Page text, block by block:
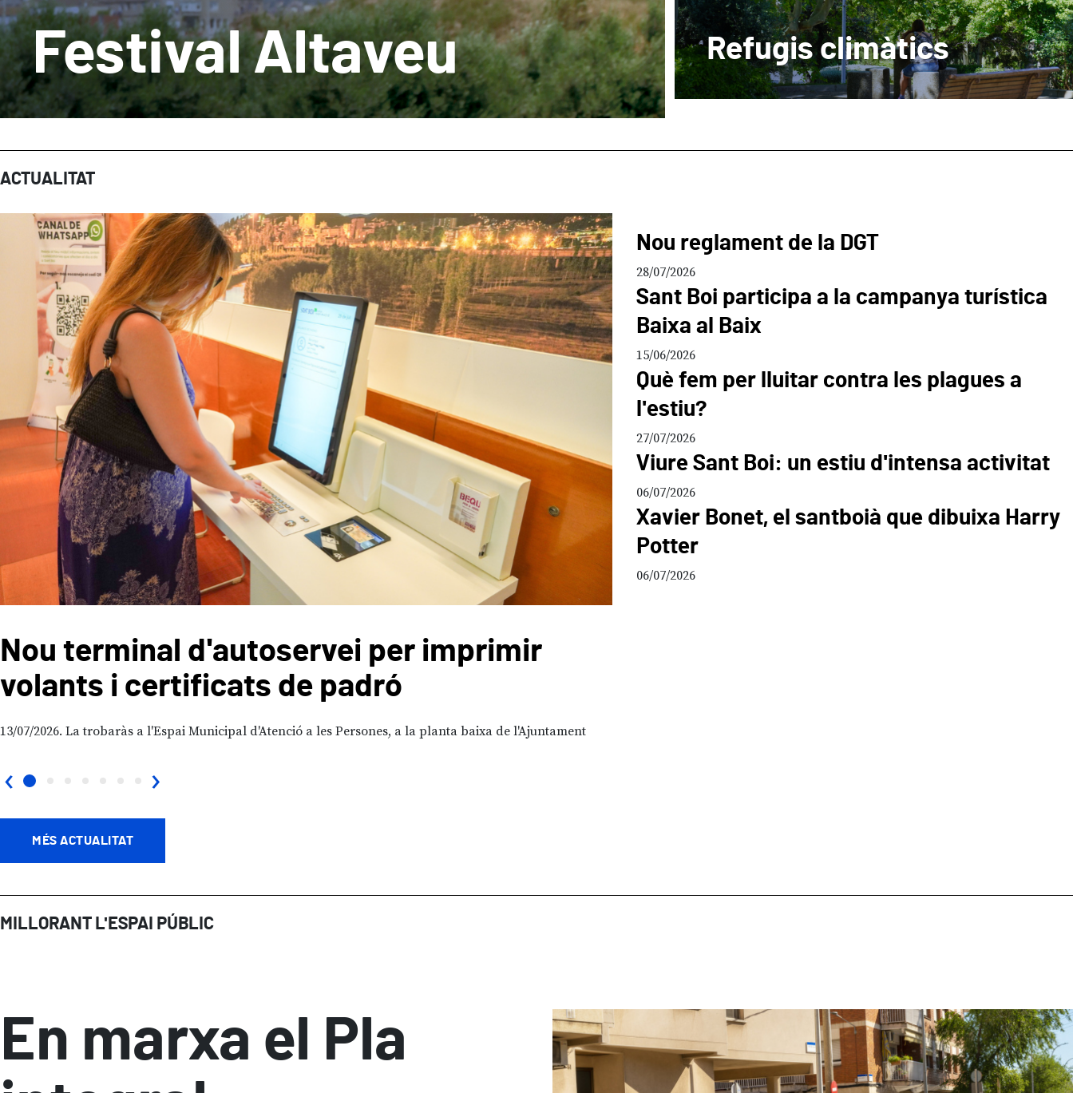
Festival Altaveu Refugis climàtics
ACTUALITAT
Nou terminal d'autoservei per imprimir
volants i certificats de padró
13/07/2026 La trobaràs a l'Espai Municipal d'Atenció a les Persones, a la planta baixa de l'Ajuntament
‹ ›
Nou reglament de la DGT
28/07/2026
Sant Boi participa a la campanya turística
Baixa al Baix
15/06/2026
Què fem per lluitar contra les plagues a
l'estiu?
27/07/2026
Viure Sant Boi: un estiu d'intensa activitat
06/07/2026
Xavier Bonet, el santboià que dibuixa Harry
Potter
06/07/2026
MÉS ACTUALITAT
MILLORANT L'ESPAI PÚBLIC
En marxa el Pla